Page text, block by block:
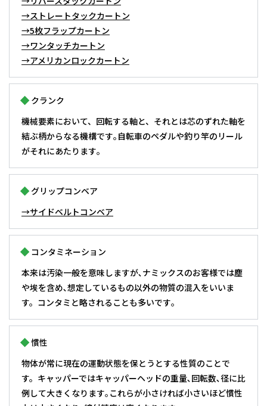
→ストレートタックカートン
→5枚フラップカートン
→ワンタッチカートン
→アメリカンロックカートン
クランク
機械要素において、回転する軸と、それとは芯のずれた軸を
結ぶ柄からなる機構です｡自転車のペダルや釣り竿のリール
がそれにあたります｡
グリップコンベア
→サイドベルトコンベア
コンタミネーション
本来は汚染一般を意味しますが､ナミックスのお客様では塵
や埃を含め､想定しているもの以外の物質の混入をいいま
す。コンタミと略されることも多いです｡
慣性
物体が常に現在の運動状態を保とうとする性質のことで
す。キャッパーではキャッパーヘッドの重量､回転数､径に比
例して大きくなります｡これらが小さければ小さいほど慣性